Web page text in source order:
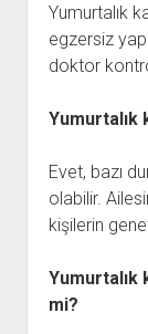
Yumurtalık
egzersiz
doktor
Yumurtalık
Evet, bazı
olabilir.
kişilerin
mi?